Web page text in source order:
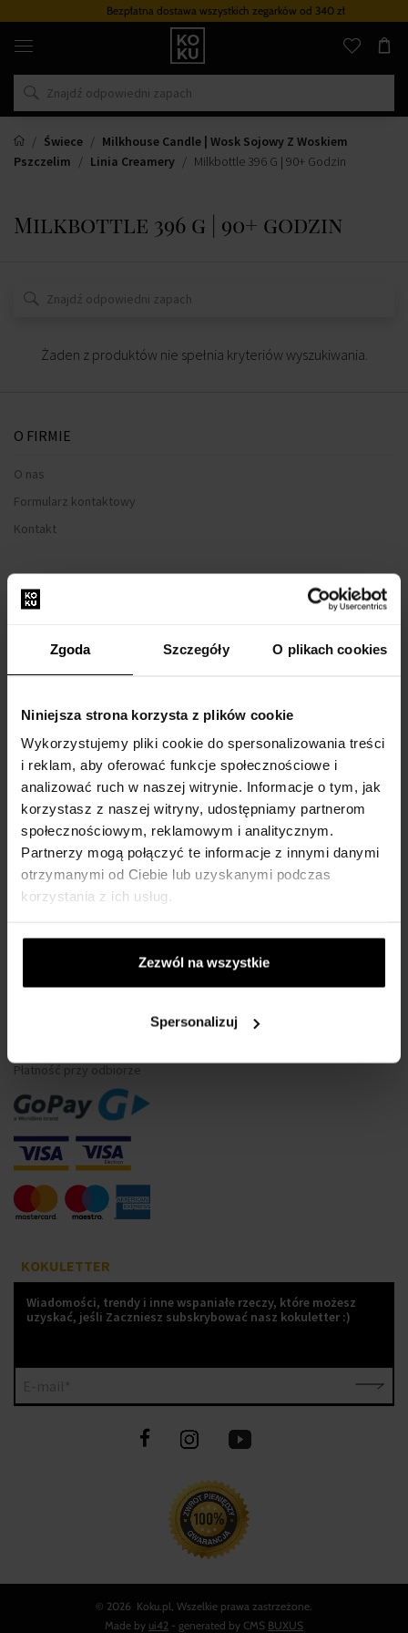
Zgoda Szczegóły O plikach cookies
Niniejsza strona korzysta z plików cookie
Wykorzystujemy pliki cookie do spersonalizowania treści
i reklam, aby oferować funkcje społecznościowe i
analizować ruch w naszej witrynie. Informacje o tym, jak
korzystasz z naszej witryny, udostępniamy partnerom
społecznościowym, reklamowym i analitycznym.
Partnerzy mogą połączyć te informacje z innymi danymi
otrzymanymi od Ciebie lub uzyskanymi podczas
korzystania z ich usług.
Zezwól na wszystkie
Spersonalizuj
Bezpłatna dostawa wszystkich zegarkówod 340 zł
Oryginalne
perfumy
zegarki
w
miejscu
Świece
Milkhouse Candle | Wosk Sojowy Z Woskiem
Pszczelim
Linia Creamery Milkbottle 396 G | 90+ Godzin
Milkbottle 396 g | 90+ godzin
Żaden z produktów nie spełnia kryteriów wyszukiwania.
O FIRMIE
O nas
Formularz kontaktowy
Kontakt
Regulamin zakupów
Prywatność
Kiedy otrzymam zamówiony towar?
Dlaczego perfumy od nas?
Co to jest tester perfum?
Wodoszczelność zegarków
Tylko oryginalne towary
Często Zadawane Pytania
Płatność przy odbiorze
KOKULETTER
Wiadomości, trendy i inne wspaniałe rzeczy, które możesz
uzyskać, jeśli Zaczniesz subskrybować nasz kokuletter :)
© 2026 Koku.pl, Wszelkie prawa zastrzeżone.
Made by ui42 - generated by CMS BUXUS